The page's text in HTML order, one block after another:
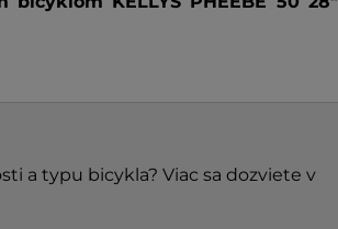
a typu bicykla? Viac sa dozviete v